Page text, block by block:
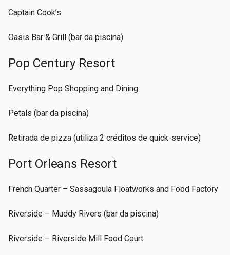
Captain Cook’s
Oasis Bar & Grill (bar da piscina)
Pop Century Resort
Everything Pop Shopping and Dining
Petals (bar da piscina)
Retirada de pizza (utiliza 2 créditos de quick-service)
Port Orleans Resort
French Quarter – Sassagoula Floatworks and Food Factory
Riverside – Muddy Rivers (bar da piscina)
Riverside – Riverside Mill Food Court